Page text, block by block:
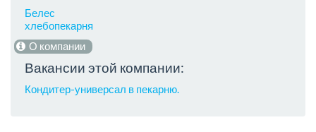
Белес
хлебопекарня
О компании
Вакансии этой компании:
Кондитер-универсал в пекарню.